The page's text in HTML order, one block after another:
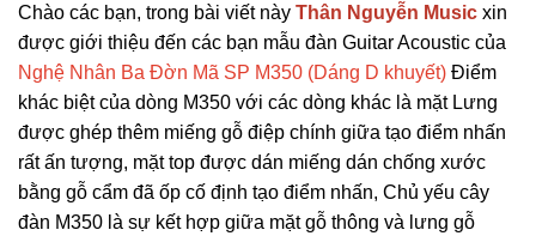
Chào các bạn, trong bài viết này Thân Nguyễn Music xin
được giới thiệu đến các bạn mẫu đàn Guitar Acoustic của
Nghệ Nhân Ba Đờn Mã SP M350 (Dáng D khuyết) Điểm
khác biệt của dòng M350 với các dòng khác là mặt Lưng
được ghép thêm miếng gỗ điệp chính giữa tạo điểm nhấn
rất ấn tượng, mặt top được dán miếng dán chống xước
bằng gỗ cẩm đã ốp cố định tạo điểm nhấn, Chủ yếu cây
đàn M350 là sự kết hợp giữa mặt gỗ thông và lưng gỗ